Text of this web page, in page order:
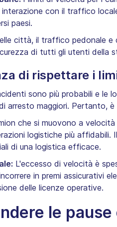
interazione con il traffico
paesi.
città, il traffico pedonale e
di tutti gli utenti della
di rispettare i
sono più probabili e le
arresto maggiori. Pertanto,
che si muovono a
logistiche più affidabili.
di una logistica efficace.
L'eccesso di velocità è
in premi assicurativi
delle licenze operative.
le